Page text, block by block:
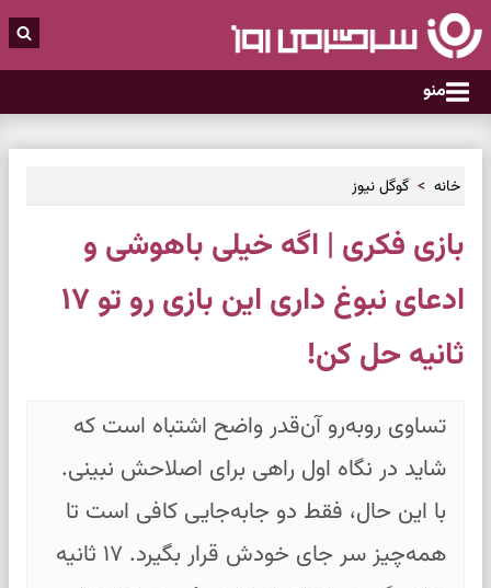
منو
خانه گوگل نیوز
بازی فکری | اگه خیلی باهوشی و
ادعای نبوغ داری این بازی رو تو ۱۷
ثانیه حل کن!
تساوی روبه‌رو آن‌قدر واضح اشتباه است که
شاید در نگاه اول راهی برای اصلاحش نبینی.
با این حال، فقط دو جابه‌جایی کافی است تا
همه‌چیز سر جای خودش قرار بگیرد. ۱۷ ثانیه